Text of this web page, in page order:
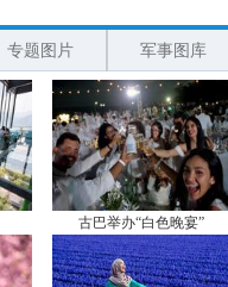
专题图片 军事图库
古巴举办“白色晚宴”